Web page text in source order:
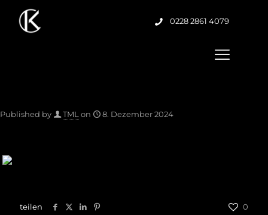
0228 2861 4079
Published by TML on 8. Dezember 2024
teilen 0